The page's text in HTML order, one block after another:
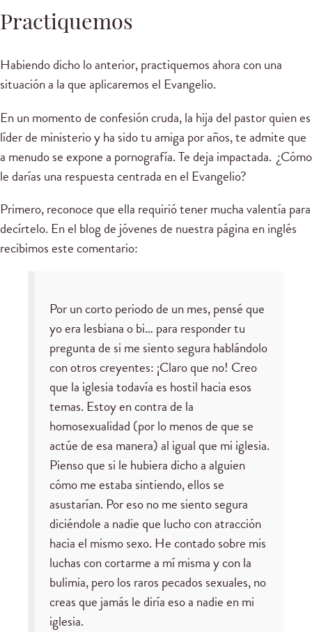
Practiquemos
Habiendo dicho lo anterior, practiquemos ahora con una
situación a la que aplicaremos el Evangelio.
En un momento de confesión cruda, la hija del pastor quien es
líder de ministerio y ha sido tu amiga por años, te admite que
a menudo se expone a pornografía. Te deja impactada. ¿Cómo
le darías una respuesta centrada en el Evangelio?
Primero, reconoce que ella requirió tener mucha valentía para
decírtelo. En el blog de jóvenes de nuestra página en inglés
recibimos este comentario:
Por un corto periodo de un mes, pensé que
yo era lesbiana o bi… para responder tu
pregunta de si me siento segura hablándolo
con otros creyentes: ¡Claro que no! Creo
que la iglesia todavía es hostil hacia esos
temas. Estoy en contra de la
homosexualidad (por lo menos de que se
actúe de esa manera) al igual que mi iglesia.
Pienso que si le hubiera dicho a alguien
cómo me estaba sintiendo, ellos se
asustarían. Por eso no me siento segura
diciéndole a nadie que lucho con atracción
hacia el mismo sexo. He contado sobre mis
luchas con cortarme a mí misma y con la
bulimia, pero los raros pecados sexuales, no
creas que jamás le diría eso a nadie en mi
iglesia.